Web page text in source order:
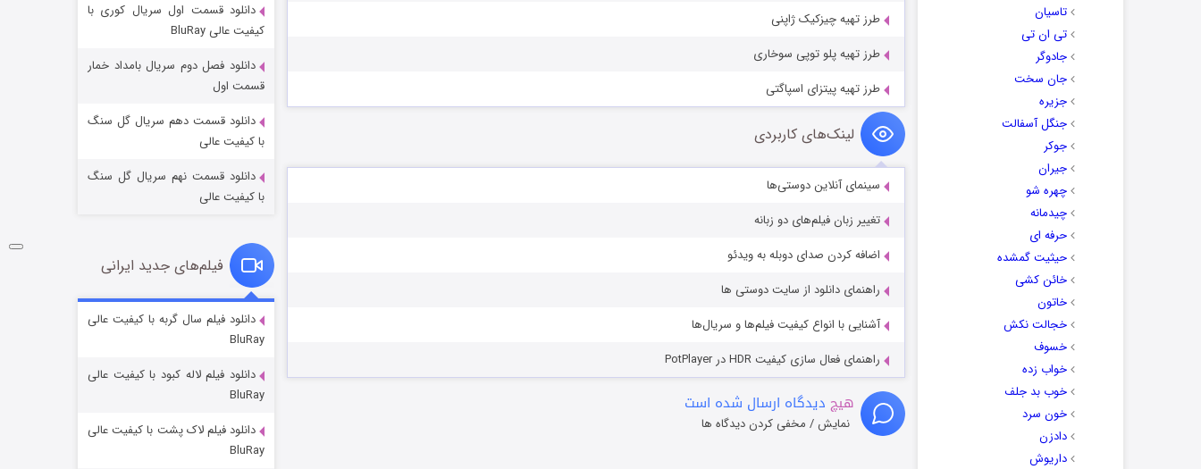
تاسیان
تی ان تی
جادوگر
جان سخت
جزیره
جنگل آسفالت
جوکر
جیران
چهره شو
چیدمانه
حرفه ای
حیثیت گمشده
خائن کشی
خاتون
خجالت نکش
خسوف
خواب زده
خوب بد جلف
خون سرد
دادزن
داریوش
طرز تهیه چیزکیک ژاپنی
طرز تهیه پلو توپی سوخاری
طرز تهیه پیتزای اسپاگتی
لینک‌های کاربردی
سینمای آنلاین دوستی‌ها
تغییر زبان فیلم‌های دو زبانه
اضافه کردن صدای دوبله به ویدئو
راهنمای دانلود از سایت دوستی ها
آشنایی با انواع کیفیت فیلم‌ها و سریال‌ها
راهنمای فعال سازی کیفیت HDR در PotPlayer
هیچ دیدگاه ارسال شده است
نمایش / مخفی کردن دیدگاه ها
مردگان متحرک: شهر مرده ۳
قسمت ۲ (زیرنویس) منتشر شد
شکست استوارت در نجات جهان
قسمت
دانلود قسمت اول سریال کوری با
کیفیت عالی BluRay
دانلود فصل دوم سریال بامداد خمار
قسمت اول
دانلود قسمت دهم سریال گل سنگ
با کیفیت عالی
دانلود قسمت نهم سریال گل سنگ
با کیفیت عالی
فیلم‌های جدید ایرانی
دانلود فیلم سال گربه با کیفیت عالی
BluRay
دانلود فیلم لاله کبود با کیفیت عالی
BluRay
دانلود فیلم لاک پشت با کیفیت عالی
BluRay